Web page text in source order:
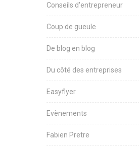
Conseils d'entrepreneur
Coup de gueule
De blog en blog
Du côté des entreprises
Easyflyer
Evènements
Fabien Pretre